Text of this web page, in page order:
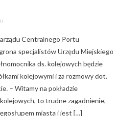
Centralnego Portu
specjalistów Urzędu Miejskiego
ds. kolejowych będzie
kolejowymi i za rozmowy dot.
– Witamy na pokładzie
to trudne zagadnienie,
miasta i jest […]